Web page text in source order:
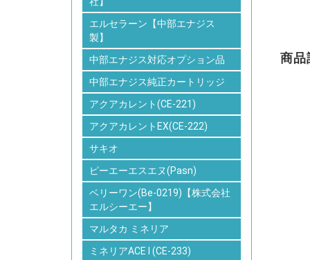
商品
エルセラーン【中部エナジス
製】
中部エナジス対応オプション品
中部エナジス純正カートリッジ
アクアカレント(CE-221)
アクアカレントEX(CE-222)
サキオ
ピーエーエスエヌ(Pasn)
ベリーワン(Be-0219)【株式会社
エルシーエー】
マルタカ ミネリア
ミネリアACE I (CE-233)